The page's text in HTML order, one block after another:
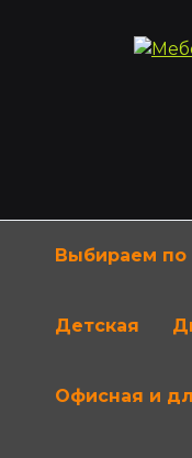
Выбираем по
Детская
Офисная и